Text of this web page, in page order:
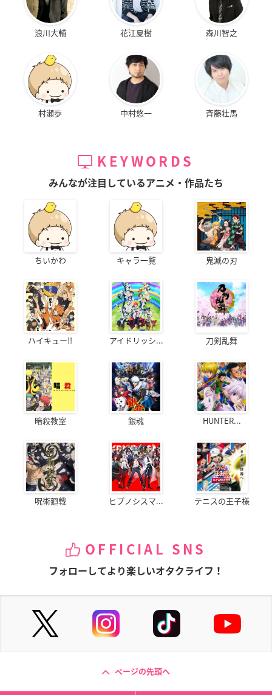
浪川大輔 花江夏樹 森川智之
村瀬歩 中村悠一 斉藤壮馬
KEYWORDS
みんなが注目しているアニメ・作品たち
ちいかわ キャラ一覧 鬼滅の刃
ハイキュー!! アイドリッシ... 刀剣乱舞
暗殺教室 銀魂 HUNTER...
呪術廻戦 ヒプノシスマ... テニスの王子様
OFFICIAL SNS
フォローしてより楽しいオタクライフ！
ページの先頭へ